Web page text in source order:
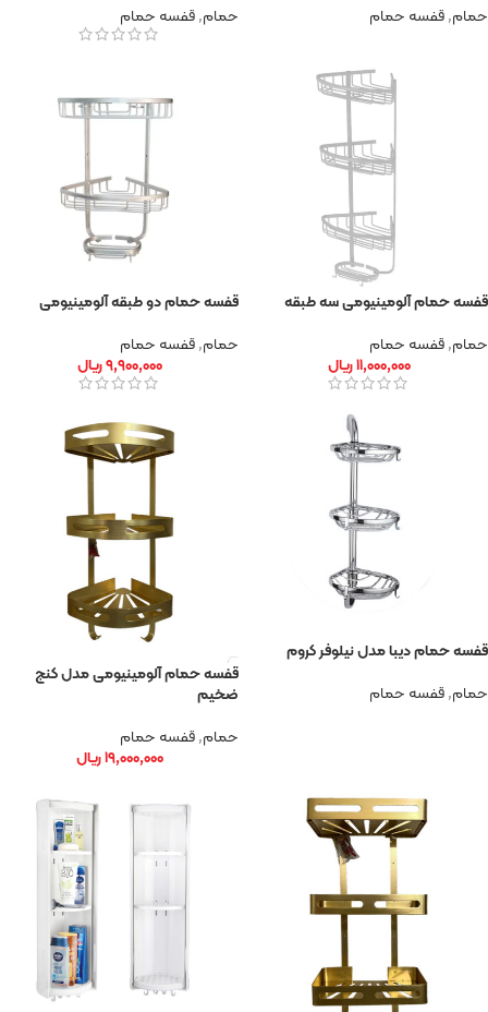
حمام,قفسه حمام
حمام,قفسه حمام
قفسه حمام آلومینیومی سه طبقه
حمام,قفسه حمام
۱۱,۰۰۰,۰۰۰ریال
قفسه حمام دو طبقه آلومینیومی
حمام,قفسه حمام
۹,۹۰۰,۰۰۰ریال
قفسه حمام دیبا مدل نیلوفر کروم
حمام,قفسه حمام
قفسه حمام آلومینیومی مدل کنج
ضخیم
حمام,قفسه حمام
۱۹,۰۰۰,۰۰۰ریال